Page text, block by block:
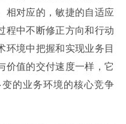
相对应的，敏捷的自适应
程中不断修正方向和行动
环境中把握和实现业务目
价值的交付速度一样，它
的业务环境的核心竞争